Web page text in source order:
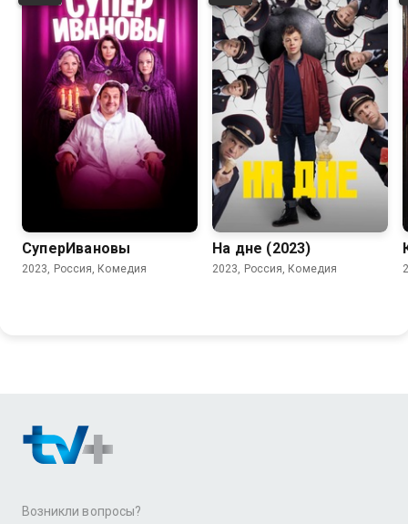
СуперИвановы
2023, Россия, Комедия
5.6
На дне (2023)
2023, Россия, Комедия
Возникли вопросы?